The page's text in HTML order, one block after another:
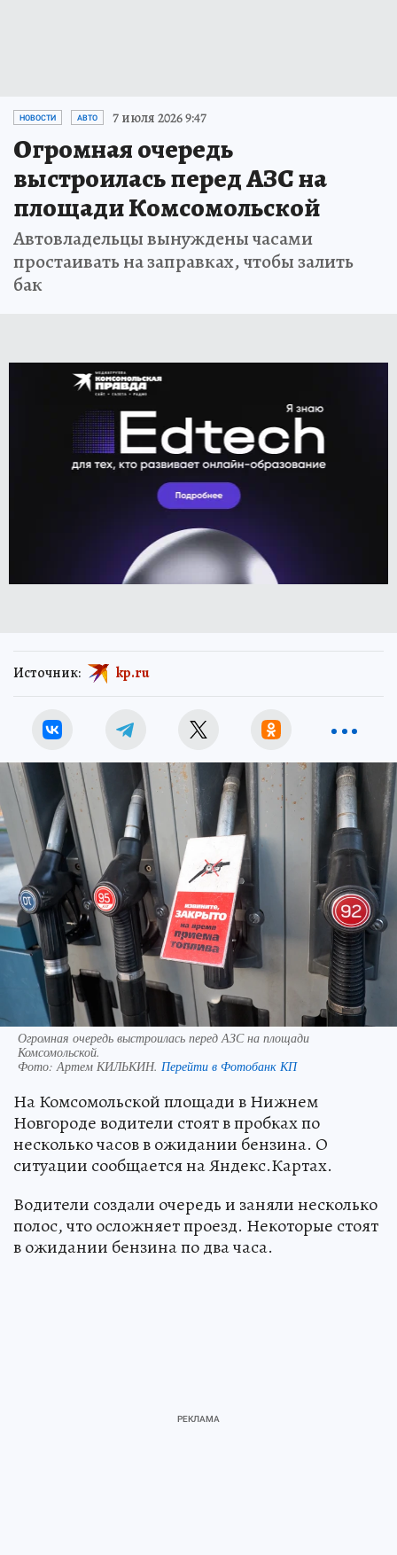
НОВОСТИ АВТО 7 июля 2026 9:47
Огромная очередь
выстроилась перед АЗС на
площади Комсомольской
Автовладельцы вынуждены часами
простаивать на заправках, чтобы залить
бак
Источник: kp.ru
Огромная очередь выстроилась перед АЗС на площади
Комсомольской.
Фото:Артем КИЛЬКИН. Перейти в Фотобанк КП
На Комсомольской площади в Нижнем
Новгороде водители стоят в пробках по
несколько часов в ожидании бензина. О
ситуации сообщается на Яндекс.Картах.
Водители создали очередь и заняли несколько
полос, что осложняет проезд. Некоторые стоят
в ожидании бензина по два часа.